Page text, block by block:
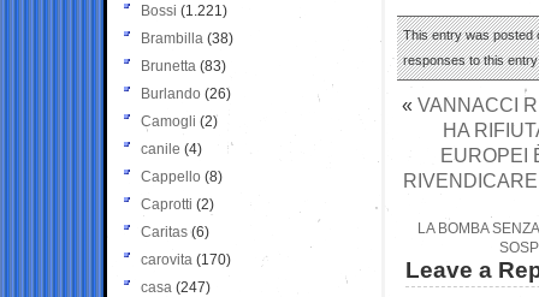
This entry was posted
responses to this
« VANNACCI
HA
EUROPEI
LA BOMBA
Leave a
Bossi (1.221)
Brambilla (38)
Brunetta (83)
Burlando (26)
Camogli (2)
canile (4)
Cappello (8)
Caprotti (2)
Caritas (6)
carovita (170)
casa (247)